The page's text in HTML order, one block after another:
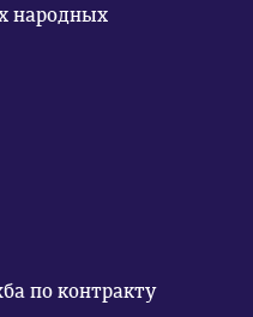
народных
по контракту